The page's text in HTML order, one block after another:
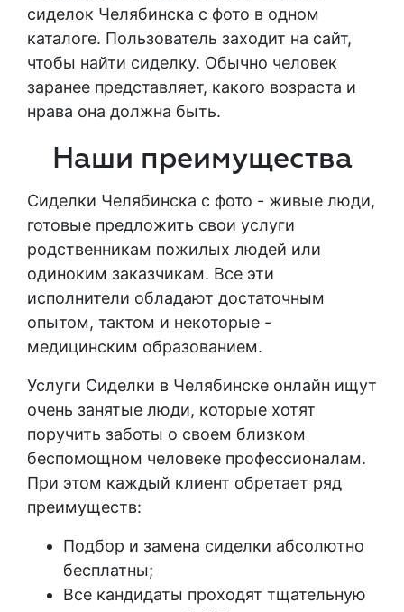
сиделок Челябинска с фото в одном
каталоге. Пользователь заходит на сайт,
чтобы найти сиделку. Обычно человек
заранее представляет, какого возраста и
нрава она должна быть.
Наши преимущества
Сиделки Челябинска с фото - живые люди,
готовые предложить свои услуги
родственникам пожилых людей или
одиноким заказчикам. Все эти
исполнители обладают достаточным
опытом, тактом и некоторые -
медицинским образованием.
Услуги Сиделки в Челябинске онлайн ищут
очень занятые люди, которые хотят
поручить заботы о своем близком
беспомощном человеке профессионалам.
При этом каждый клиент обретает ряд
преимуществ:
Подбор и замена сиделки абсолютно
бесплатны;
Все кандидаты проходят тщательную